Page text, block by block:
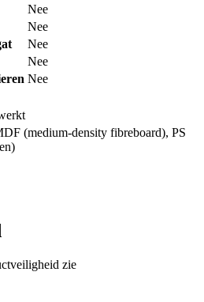
Nee
Nee
Nee
Nee
Nee
(medium-density fibreboard), PS
zie